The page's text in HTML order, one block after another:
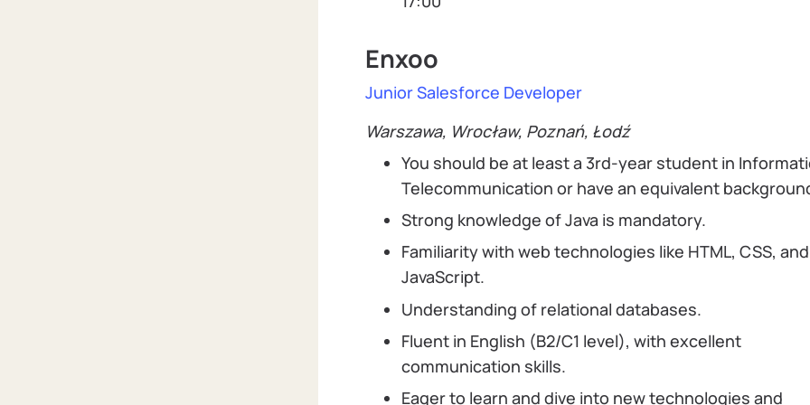
Enxoo
Junior Salesforce Developer
Warszawa, Wrocław, Poznań, Łodź
You should be at least a 3rd-year student in
Telecommunication or have an equivalent
Strong knowledge of Java is mandatory.
Familiarity with web technologies like HTML, CSS, and
JavaScript.
Understanding of relational databases.
Fluent in English (B2/C1 level), with excellent
communication skills.
Eager to learn and dive into new technologies and